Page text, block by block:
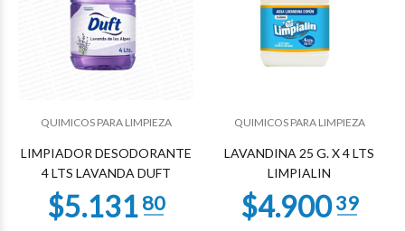
QUIMICOS PARA LIMPIEZA
LIMPIADOR DESODORANTE
4 LTS LAVANDA DUFT
QUIMICOS PARA LIMPIEZA
LAVANDINA 25 G. X 4 LTS
LIMPIALIN